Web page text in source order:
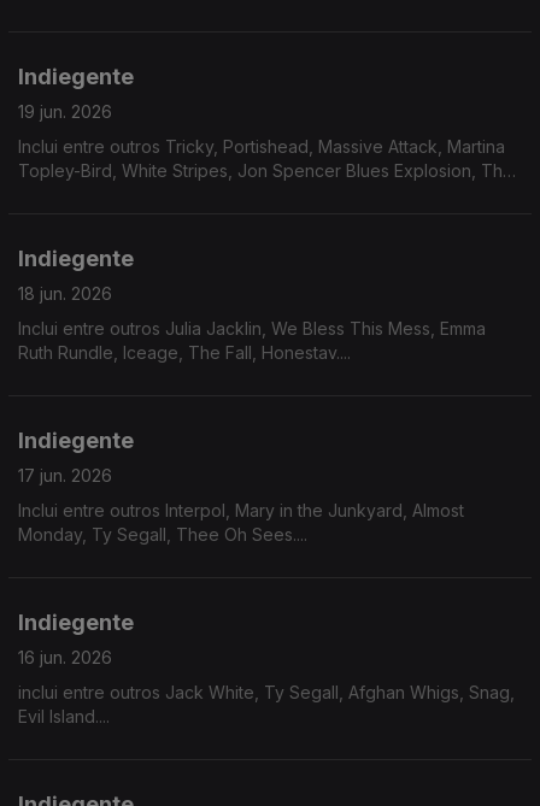
Indiegente
19 jun. 2026
Inclui entre outros Tricky, Portishead, Massive Attack, Martina
Topley-Bird, White Stripes, Jon Spencer Blues Explosion, The
Indiegente
18 jun. 2026
Inclui entre outros Julia Jacklin, We Bless This Mess, Emma
Ruth Rundle, Iceage, The Fall, Honestav....
Indiegente
17 jun. 2026
Inclui entre outros Interpol, Mary in the Junkyard, Almost
Monday, Ty Segall, Thee Oh Sees....
Indiegente
16 jun. 2026
inclui entre outros Jack White, Ty Segall, Afghan Whigs, Snag,
Evil Island....